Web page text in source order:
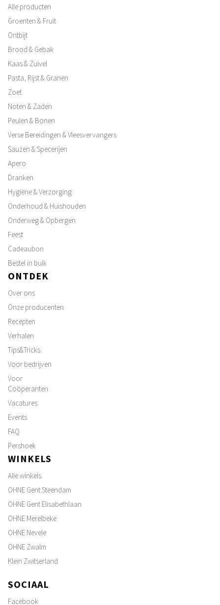
Alle producten
Groenten & Fruit
Ontbijt
Brood & Gebak
Kaas & Zuivel
Pasta, Rijst & Granen
Zoet
Noten & Zaden
Peulen & Bonen
Verse Bereidingen & Vleesvervangers
Sauzen & Specerijen
Apero
Dranken
Hygiëne & Verzorging
Onderhoud & Huishouden
Onderweg & Opbergen
Feest
Cadeaubon
Bestel in bulk
ONTDEK
Over ons
Onze producenten
Recepten
Verhalen
Tips&Tricks
Voor bedrijven
Voor
Coöperanten
Vacatures
Events
FAQ
Pershoek
WINKELS
Alle winkels
OHNE Gent Steendam
OHNE Gent Elisabethlaan
OHNE Merelbeke
OHNE Nevele
OHNE Zwalm
Klein Zwitserland
SOCIAAL
Facebook